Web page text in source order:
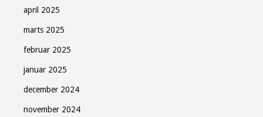
april 2025
marts 2025
februar 2025
januar 2025
december 2024
november 2024